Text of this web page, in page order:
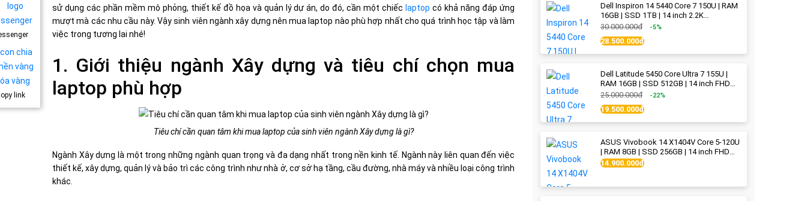
link
sử dụng các phần mềm mô phỏng, thiết kế đồ họa và quản lý dự án, do đó, cần một chiếc laptop có khả năng đáp ứng
mượt mà các nhu cầu này. Vậy sinh viên ngành xây dựng nên mua laptop nào phù hợp nhất cho quá trình học tập và làm
việc trong tương lai nhé!
1. Giới thiệu ngành Xây dựng và tiêu chí chọn mua
laptop phù hợp
Tiêu chí cần quan tâm khi mua laptop của sinh viên ngành Xây dựng là gì?
Ngành Xây dựng là một trong những ngành quan trọng và đa dạng nhất trong nền kinh tế. Ngành này liên quan đến việc
thiết kế, xây dựng, quản lý và bảo trì các công trình như nhà ở, cơ sở hạ tầng, cầu đường, nhà máy và nhiều loại công trình
khác.
Dell Inspiron 14 5440 Core 7 150U | RAM
16GB | SSD 1TB | 14 inch 2.2K
(2240x1400) IPS | Ice Blue - New Fullbox
30.000.000đ -5%
28.500.000đ
Dell Latitude 5450 Core Ultra 7 155U |
RAM 16GB | SSD 512GB | 14 inch FHD
(1920x1080) IPS Like new
25.000.000đ -22%
19.500.000đ
ASUS Vivobook 14 X1404V Core 5-120U
| RAM 8GB | SSD 256GB | 14 inch FHD
(1920x1080) | Quiet Blue - New Fullbox
14.900.000đ